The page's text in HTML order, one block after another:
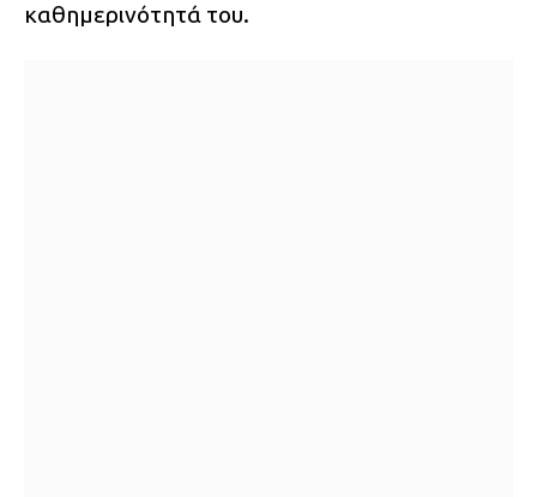
καθημερινότητά του.